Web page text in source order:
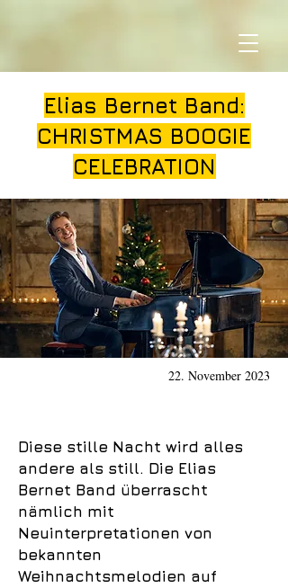
Elias Bernet Band:
CHRISTMAS BOOGIE
CELEBRATION
22. November 2023
Diese stille Nacht wird alles
andere als still. Die Elias
Bernet Band überrascht
nämlich mit
Neuinterpretationen von
bekannten
Weihnachtsmelodien auf